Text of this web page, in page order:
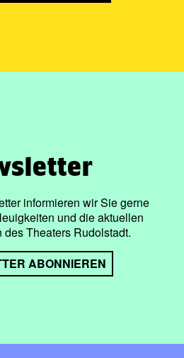
informieren wir Sie gerne
und die aktuellen
des Theaters Rudolstadt.
ABONNIEREN